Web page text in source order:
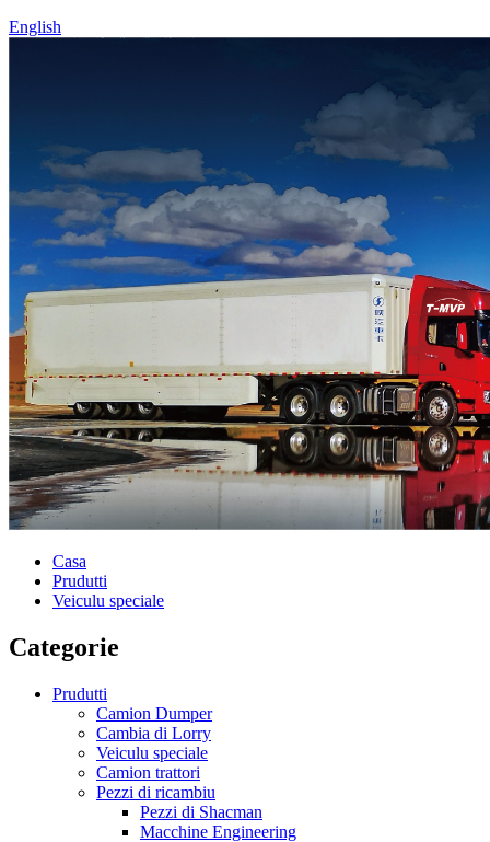
English
Casa
Prudutti
Veiculu speciale
Categorie
Prudutti
Camion Dumper
Cambia di Lorry
Veiculu speciale
Camion trattori
Pezzi di ricambiu
Pezzi di Shacman
Macchine Engineering